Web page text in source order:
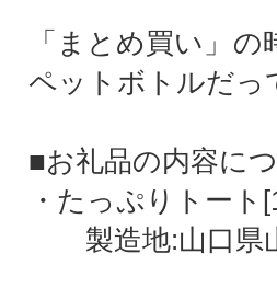
「まとめ買い」
ペットボトルだっ
■お礼品の内容に
・たっぷりトート
製造地:山口県